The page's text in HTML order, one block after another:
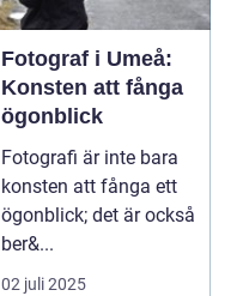
Fotograf i Umeå:
Konsten att fånga
ögonblick
Fotografi är inte bara
konsten att fånga ett
ögonblick; det är också
ber&...
02 juli 2025